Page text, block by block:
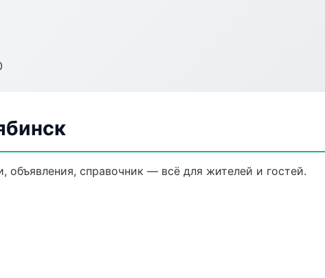
справочник — всё для жителей и гостей.